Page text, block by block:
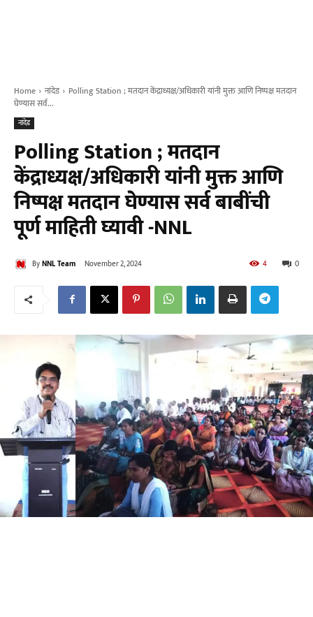
Home नांदेड
Polling Station ; मतदान केंद्राध्यक्ष/अधिकारी यांनी मुक्त आणि निष्पक्ष मतदान
घेण्यास सर्व...
नांदेड
Polling Station ; मतदान
केंद्राध्यक्ष/अधिकारी यांनी मुक्त आणि
निष्पक्ष मतदान घेण्यास सर्व बाबींची
पूर्ण माहिती घ्यावी -NNL
ByNNL Team November 2, 2024 0
4